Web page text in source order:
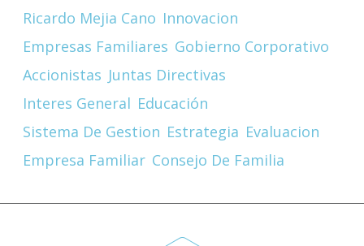
Ricardo Mejia Cano Innovacion
Empresas Familiares Gobierno Corporativo
Accionistas Juntas Directivas
Interes General Educación
Sistema De Gestion Estrategia Evaluacion
Empresa Familiar Consejo De Familia